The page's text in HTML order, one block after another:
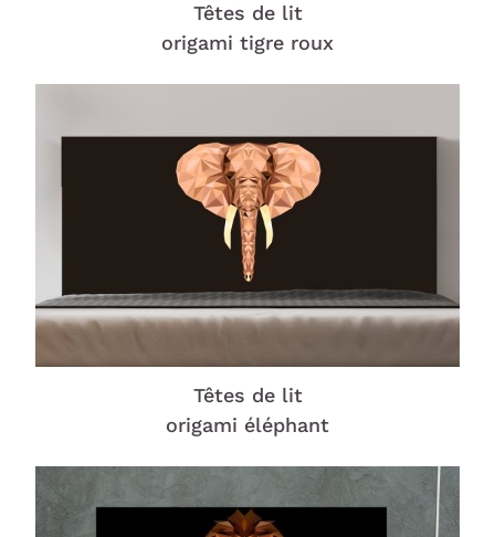
Têtes de lit
origami tigre roux
Têtes de lit
origami éléphant